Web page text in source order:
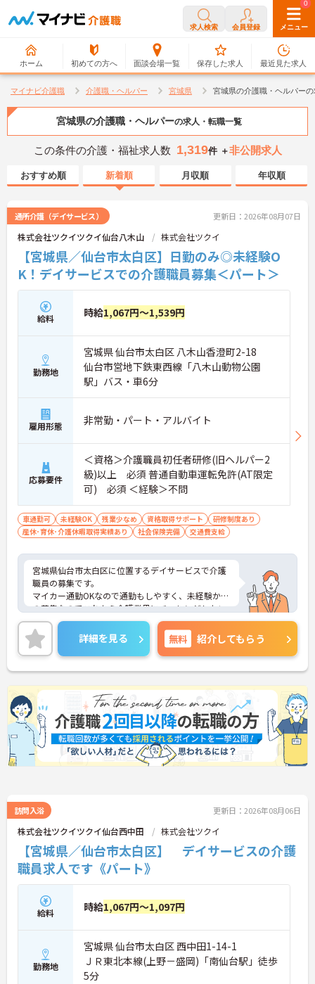
求人検索 会員登録 メニュー
ホーム 初めての方へ 面談会場一覧
0
保存した求人
0
最近見た求人
マイナビ介護職 介護職・ヘルパー 宮城県 宮城県の介護職・ヘルパー
宮城県の介護職・ヘルパーの求人・転職一覧
この条件の介護・福祉求人数 1,319件 ＋非公開求人
おすすめ順 新着順 月収順 年収順
通所介護（デイサービス） 更新日：2026年08月07日
株式会社ツクイツクイ仙台八木山 株式会社ツクイ
【宮城県／仙台市太白区】日勤のみ◎未経験O
K！デイサービスでの介護職員募集＜パート＞
給料 時給1,067円～1,539円
勤務地
宮城県 仙台市太白区 八木山香澄町2-18
仙台市営地下鉄東西線「八木山動物公園
駅」バス・車6分
雇用形態 非常勤・パート・アルバイト
応募要件
＜資格＞介護職員初任者研修(旧ヘルパー2
級)以上 必須 普通自動車運転免許(AT限定
可) 必須 ＜経験＞不問
車通勤可 未経験OK 残業少なめ 資格取得サポート
研修制度あり
産休･育休･介護休暇取得実績あり
社会保険完備 交通費支給
宮城県仙台市太白区に位置するデイサービスで介護
職員の募集です。
マイカー通勤OKなので通勤もしやすく、未経験から
の募集なのでこれから介護業界にチャレンジしたい
方におすすめの職場です！
ご興味のある方はご面接のポイントをお伝えします
のでお気軽にお問い合わせください。
詳細を見る 無料 紹介してもらう
訪問入浴 更新日：2026年08月06日
株式会社ツクイツクイ仙台西中田 株式会社ツクイ
【宮城県／仙台市太白区】 デイサービスの介護
職員求人です《パート》
給料 時給1,067円～1,097円
勤務地
宮城県 仙台市太白区 西中田1-14-1
ＪＲ東北本線(上野－盛岡)「南仙台駅」徒歩
5分